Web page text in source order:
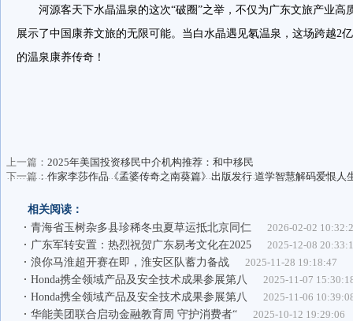
河源客天下水晶温泉的这次“破圈”之举，不仅为广东文旅产业高
展示了中国康养文旅的无限可能。当白水晶遇见氡温泉，这场跨越2
的温泉康养传奇！
上一篇： 2025年美国投资移民中介机构推荐：和中移民
下一篇：作家李莎作品《孟婆传奇之南葵篇》出版发行 道学智慧解码爱恨人
相关阅读：
青海省玉树杂多县珍稀冬虫夏草运抵北京同仁
2026-02-02
广东军转安置：热烈祝贺广东易考文化在2025
2025-12-08
浪你马淮超开赛在即，淮安区队蓄力备战
2025-11-28 19:18:47
Honda携全领域产品及安全技术成果参展第八
2025-11-07
Honda携全领域产品及安全技术成果参展第八
2025-11-06
华能美团联合启动金融教育周 守护消费者“
2025-10-12 19:29:06